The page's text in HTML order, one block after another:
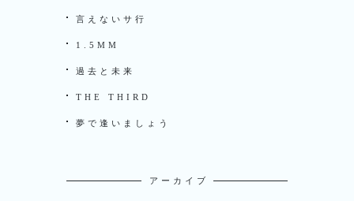
言えないサ行
1.5MM
過去と未来
THE THIRD
夢で逢いましょう
アーカイブ